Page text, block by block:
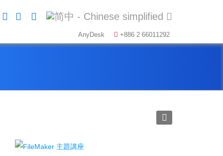
AnyDesk +886 2 66011292